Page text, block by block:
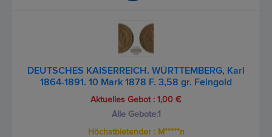
DEUTSCHES KAISERREICH. WÜRTTEMBERG, Karl
1864-1891. 10 Mark 1878 F. 3,58 gr. Feingold
Aktuelles Gebot : 1,00 €
Alle Gebote:1
Höchstbietender : M*****n